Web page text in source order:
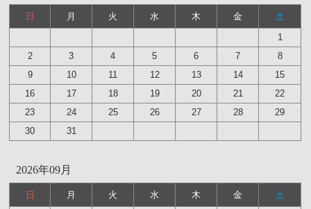
日 月 火 水 木 金
土
1
2
3 4 5 6 7
8
9
10 11 12 13 14
15
16
17 18 19 20 21
22
23
24 25 26 27 28
29
30
31
2026年09月
日 月 火 水 木 金
土